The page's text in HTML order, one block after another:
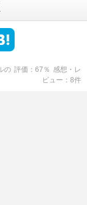
の 評価 67 ％ 感想・レ
ビュー
8件